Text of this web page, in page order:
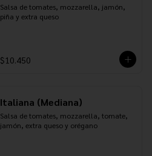
Salsa de tomates, mozzarella, jamón,
piña y extra queso
$10.450
Italiana (Mediana)
Salsa de tomates, mozzarella, tomate,
jamón, extra queso y orégano